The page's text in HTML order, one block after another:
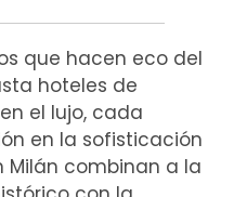
que hacen eco del
hoteles de
el lujo, cada
en la sofisticación
Milán combinan a la